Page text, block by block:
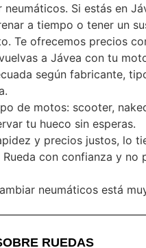
Si estás en
a tiempo o tener un
Te ofrecemos precios
a Jávea con tu
según fabricante,
de motos: scooter,
tu hueco sin esperas.
y precios justos, lo
con confianza y
neumáticos está
RUEDAS